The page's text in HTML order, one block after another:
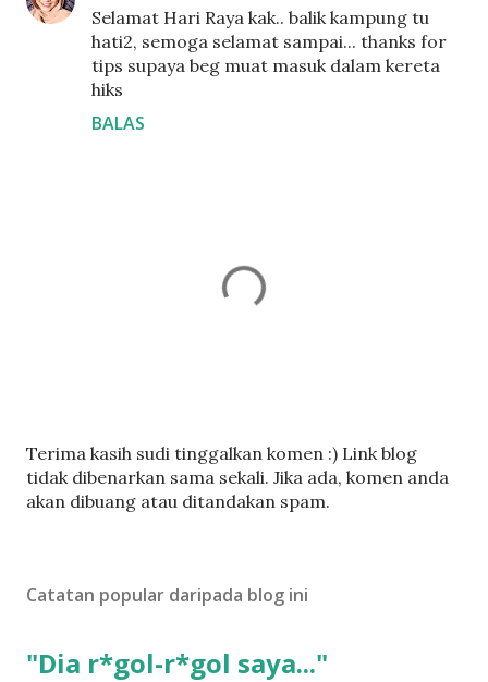
Selamat Hari Raya kak.. balik kampung tu
hati2, semoga selamat sampai... thanks for
tips supaya beg muat masuk dalam kereta
hiks
BALAS
C
a
t
l
a
Terima kasih sudi tinggalkan komen :) Link blog
tidak dibenarkan sama sekali. Jika ada, komen anda
akan dibuang atau ditandakan spam.
Catatan popular daripada blog ini
"Dia r*gol-r*gol saya..."